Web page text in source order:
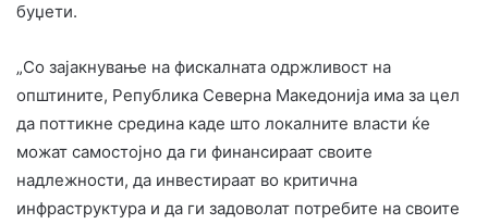
буџети.
„Со зајакнување на фискалната одржливост на
општините, Република Северна Македонија има за цел
да поттикне средина каде што локалните власти ќе
можат самостојно да ги финансираат своите
надлежности, да инвестираат во критична
инфраструктура и да ги задоволат потребите на своите